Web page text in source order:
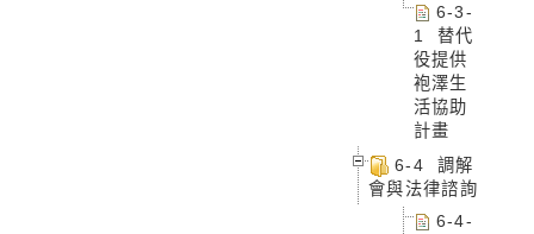
6-3-
1 替代
役提供
袍澤生
活協助
計畫
6-4 調解
會與法律諮詢
6-4-